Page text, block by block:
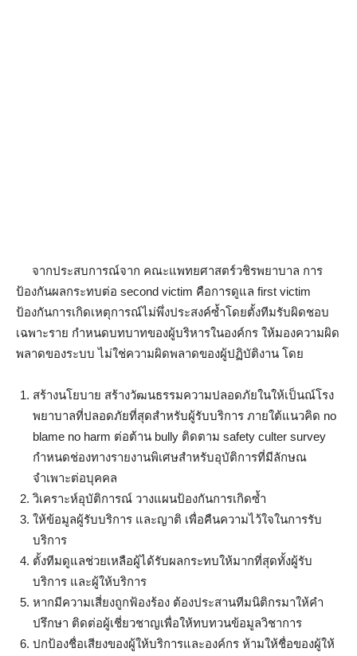
จากประสบการณ์จาก คณะแพทยศาสตร์วชิรพยาบาล การ
ป้องกันผลกระทบต่อ second victim คือการดูแล first victim
ป้องกันการเกิดเหตุการณ์ไม่พึ่งประสงค์ซ้ำโดยตั้งทีมรับผิดชอบ
เฉพาะราย กำหนดบทบาทของผู้บริหารในองค์กร ให้มองความผิด
พลาดของระบบ ไม่ใช่ความผิดพลาดของผู้ปฏิบัติงาน โดย
สร้างนโยบาย สร้างวัฒนธรรมความปลอดภัยในให้เป็นณ์โรง
พยาบาลที่ปลอดภัยที่สุดสำหรับผู้รับบริการ ภายใต้แนวคิด no
blame no harm ต่อต้าน bully ติดตาม safety culter survey
กำหนดช่องทางรายงานพิเศษสำหรับอุบัติการที่มีลักษณ
จำเพาะต่อบุคคล
วิเคราะห์อุบัติการณ์ วางแผนป้องกันการเกิดซ้ำ
ให้ข้อมูลผู้รับบริการ และญาติ เพื่อคืนความไว้ใจในการรับ
บริการ
ตั้งทีมดูแลช่วยเหลือผู้ได้รับผลกระทบให้มากที่สุดทั้งผู้รับ
บริการ และผู้ให้บริการ
หากมีความเสี่ยงถูกฟ้องร้อง ต้องประสานทีมนิติกรมาให้คำ
ปรึกษา ติดต่อผู้เชี่ยวชาญเพื่อให้ทบทวนข้อมูลวิชาการ
ปกป้องชื่อเสียงของผู้ให้บริการและองค์กร ห้ามให้ชื่อของผู้ให้